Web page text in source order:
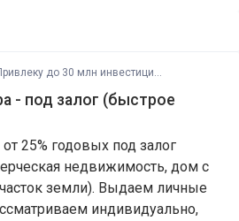
до 30 млн инвестиций в дей
- под залог (быстрое
25% годовых под залог
недвижимость, дом с
земли). Выдаем личные
индивидуально,